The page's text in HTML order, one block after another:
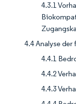
4.3.1
4.4 Analyse
4.4.1
4.4.2
4.4.3